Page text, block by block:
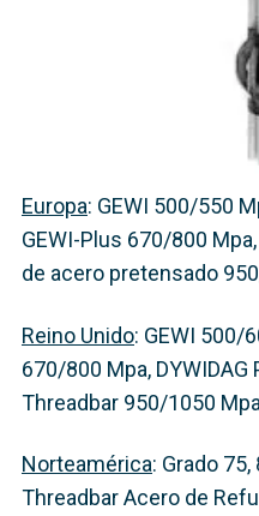
Principales
regionales de los
Europa: GEWI 500/550
GEWI-Plus 670/800
de acero pretensado
Reino Unido: GEWI 500/
670/800 Mpa,
Threadbar 950/1050 Mpa
Norteamérica: Grado 75,
Threadbar Acero de